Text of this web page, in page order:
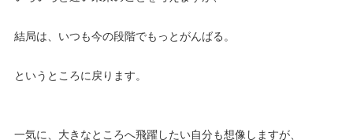
結局は、いつも今の段階でもっとがんばる。
というところに戻ります。
一気に、大きなところへ飛躍したい自分も想像しますが、